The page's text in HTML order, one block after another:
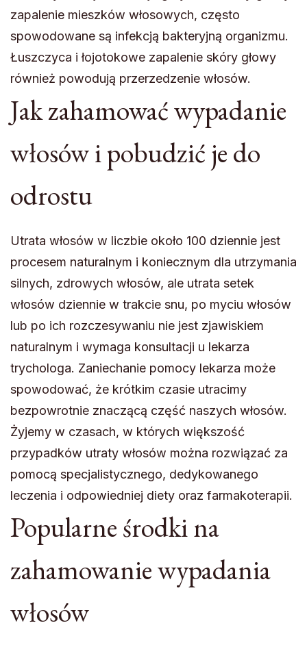
zapalenie mieszków włosowych, często
spowodowane są infekcją bakteryjną organizmu.
Łuszczyca i łojotokowe zapalenie skóry głowy
również powodują przerzedzenie włosów.
Jak zahamować wypadanie
włosów i pobudzić je do
odrostu
Utrata włosów w liczbie około 100 dziennie jest
procesem naturalnym i koniecznym dla utrzymania
silnych, zdrowych włosów, ale utrata setek
włosów dziennie w trakcie snu, po myciu włosów
lub po ich rozczesywaniu nie jest zjawiskiem
naturalnym i wymaga konsultacji u lekarza
trychologa. Zaniechanie pomocy lekarza może
spowodować, że krótkim czasie utracimy
bezpowrotnie znaczącą część naszych włosów.
Żyjemy w czasach, w których większość
przypadków utraty włosów można rozwiązać za
pomocą specjalistycznego, dedykowanego
leczenia i odpowiedniej diety oraz farmakoterapii.
Popularne środki na
zahamowanie wypadania
włosów